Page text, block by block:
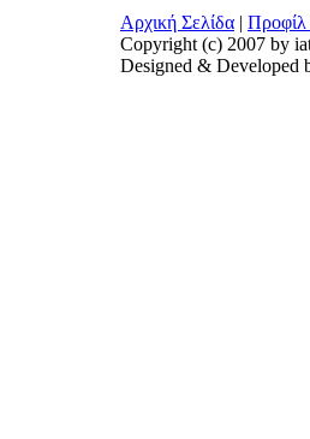
Αρχική Σελίδα | Προφίλ
Copyright (c) 2007 by
Designed & Developed